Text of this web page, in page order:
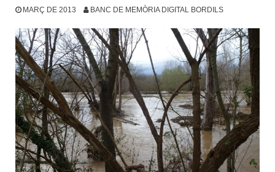
MARÇ DE 2013 BANC DE MEMÒRIA DIGITAL BORDILS